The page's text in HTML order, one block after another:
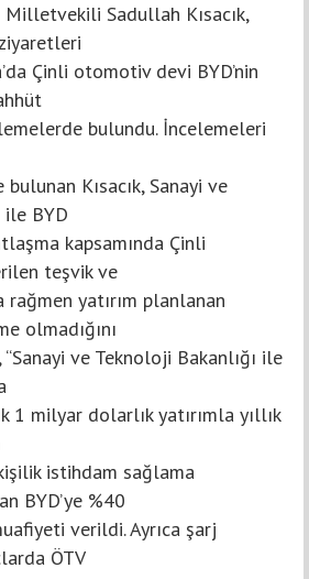
Milletvekili Sadullah Kısacık,
Çinli otomotiv devi BYD’nin
bulundu. İncelemeleri
Kısacık, Sanayi ve
ile BYD
kapsamında Çinli
teşvik ve
rağmen yatırım planlanan
olmadığını
ve Teknoloji Bakanlığı ile
1 milyar dolarlık yatırımla yıllık
istihdam sağlama
BYD’ye %40
verildi. Ayrıca şarj
ÖTV